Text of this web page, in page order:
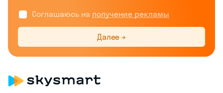
Соглашаюсь на получение рекламы
Далее →